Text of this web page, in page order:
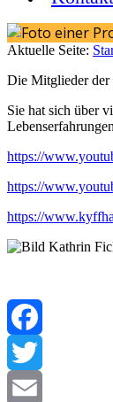
Aktuelle Seite:
Die Mitglieder der
Sie hat sich über
https://
https://
https://
Facebook
Twitter